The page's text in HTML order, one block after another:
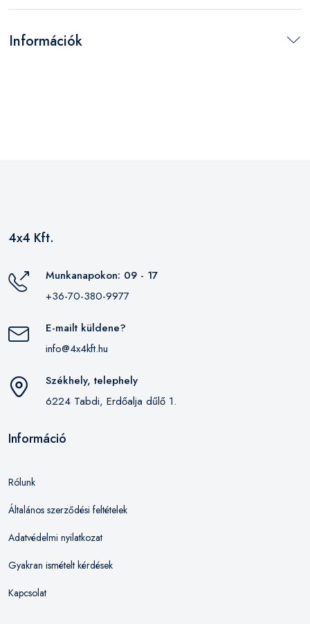
Információk
4x4 Kft.
Munkanapokon: 09 - 17
+36-70-380-9977
E-mailt küldene?
info@4x4kft.hu
Székhely, telephely
6224 Tabdi, Erdőalja dűlő 1.
Információ
Rólunk
Általános szerződési feltételek
Adatvédelmi nyilatkozat
Gyakran ismételt kérdések
Kapcsolat